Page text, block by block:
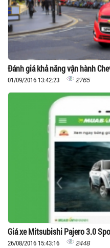
Đánh giá khả năng vận hành
01/09/2016 13:42:23 2765
Giá xe Mitsubishi Pajero 3.0
26/08/2016 15:43:16 2448